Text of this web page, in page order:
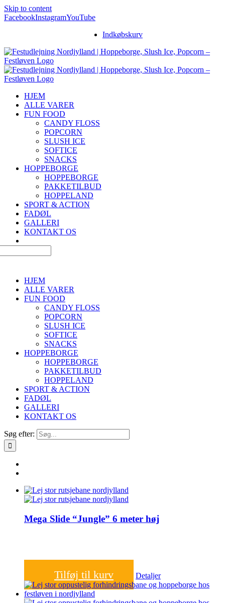
Skip to content
FacebookInstagramYouTube
Indkøbskurv
HJEM
ALLE VARER
FUN FOOD
CANDY FLOSS
POPCORN
SLUSH ICE
SOFTICE
SNACKS
HOPPEBORGE
HOPPEBORGE
PAKKETILBUD
HOPPELAND
SPORT & ACTION
FADØL
GALLERI
KONTAKT OS
HJEM
ALLE VARER
FUN FOOD
CANDY FLOSS
POPCORN
SLUSH ICE
SOFTICE
SNACKS
HOPPEBORGE
HOPPEBORGE
PAKKETILBUD
HOPPELAND
SPORT & ACTION
FADØL
GALLERI
KONTAKT OS
Søg efter:
Mega Slide “Jungle” 6 meter høj
Tilføj til kurv Detaljer